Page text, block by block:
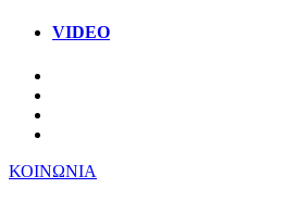
VIDEO
ΚΟΙΝΩΝΙΑ